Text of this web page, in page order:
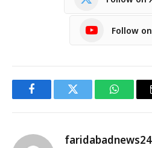
Follow
FacebookTwitter
faridabadnews24